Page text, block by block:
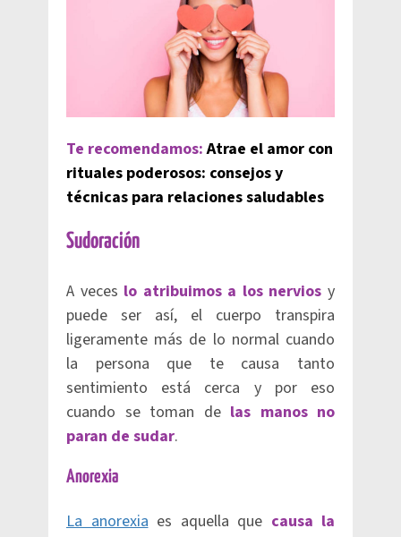
Te recomendamos: Atrae el amor con
rituales poderosos: consejos y
técnicas para relaciones saludables
Sudoración
A veces lo atribuimos a los nerviosy
puede ser así, el cuerpo transpira
ligeramente más de lo normal cuando
la persona que te causa tanto
sentimiento está cerca y por eso
cuando se toman de las manos no
paran de sudar.
Anorexia
La anorexia es aquella que causa la